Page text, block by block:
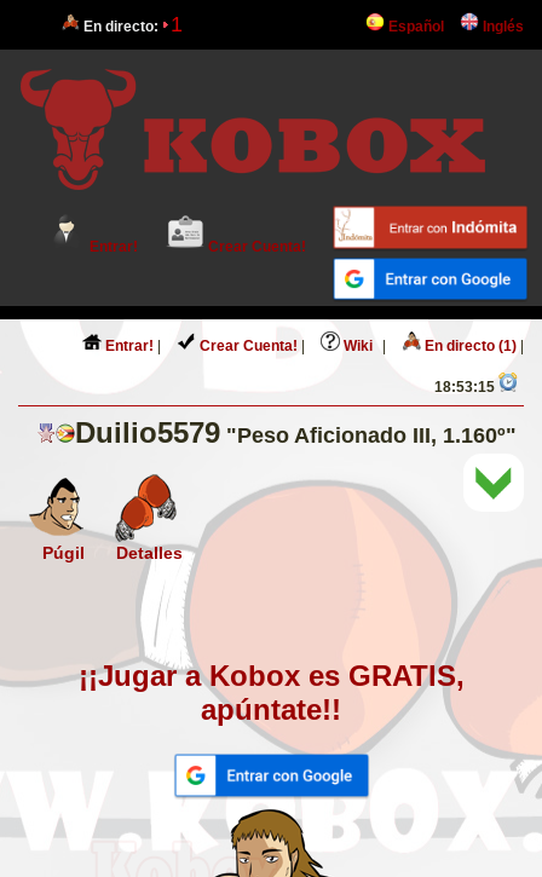
En directo: 1 Español Inglés
Entrar! Crear Cuenta!
Entrar! Crear Cuenta! Wiki En directo (1)
18:53:15
Duilio5579 "Peso Aficionado III, 1.160º"
Púgil Detalles
¡¡Jugar a Kobox es GRATIS,
apúntate!!